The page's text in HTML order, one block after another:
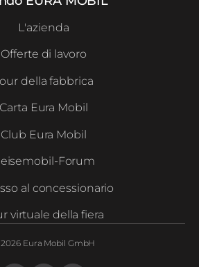
L'azienda
Offerte di lavoro
della fabbrica
Carta Eura Mobil
Club Eura Mobil
Forum
al concessionario
virtuale della fiera
Eura Mobil GmbH